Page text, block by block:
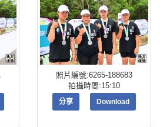
照片編號:6265-188683
拍攝時間:15:10
分享 Download